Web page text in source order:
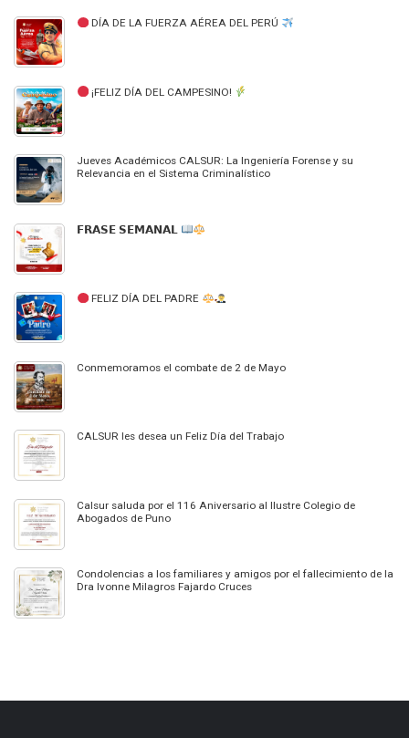
DÍA DE LA FUERZA AÉREA DEL PERÚ
¡FELIZ DÍA DEL CAMPESINO!
Jueves Académicos CALSUR: La Ingeniería Forense y su
Relevancia en el Sistema Criminalístico
𝗙𝗥𝗔𝗦𝗘 𝗦𝗘𝗠𝗔𝗡𝗔𝗟
FELIZ DÍA DEL PADRE
Conmemoramos el combate de 2 de Mayo
CALSUR les desea un Feliz Día del Trabajo
Calsur saluda por el 116 Aniversario al Ilustre Colegio de
Abogados de Puno
Condolencias a los familiares y amigos por el fallecimiento de la
Dra Ivonne Milagros Fajardo Cruces